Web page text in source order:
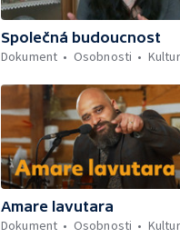
Společná budoucnost
Dokument
Osobnosti
Amare lavutara
Dokument
Osobnosti